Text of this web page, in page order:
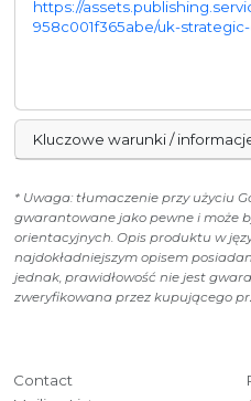
https://
958c001f365abe/uk-
Kluczowe warunki /
* Uwaga: tłumaczenie przy użyciu
gwarantowane jako pewne i może
orientacyjnych. Opis produktu w
najdokładniejszym opisem
jednak, prawidłowość nie jest
zweryfikowana przez kupującego
Contact